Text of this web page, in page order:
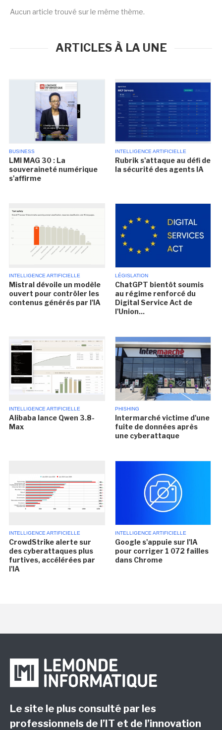
Aucun article trouvé sur le même thème.
ARTICLES À LA UNE
BUSINESS
LMI MAG 30 : La
souveraineté numérique
s'affirme
INTELLIGENCE ARTIFICIELLE
Rubrik s'attaque au défi de
la sécurité des agents IA
INTELLIGENCE ARTIFICIELLE
Mistral dévoile un modèle
ouvert pour contrôler les
contenus générés par l'IA
LÉGISLATION
ChatGPT bientôt soumis
au régime renforcé du
Digital Service Act de
l'Union...
INTELLIGENCE ARTIFICIELLE
Alibaba lance Qwen 3.8-
Max
PHISHING
Intermarché victime d'une
fuite de données après
une cyberattaque
INTELLIGENCE ARTIFICIELLE
CrowdStrike alerte sur
des cyberattaques plus
furtives, accélérées par
l'IA
INTELLIGENCE ARTIFICIELLE
Google s'appuie sur l'IA
pour corriger 1 072 failles
dans Chrome
Le site le plus consulté par les
professionnels de l’IT et de l’innovation